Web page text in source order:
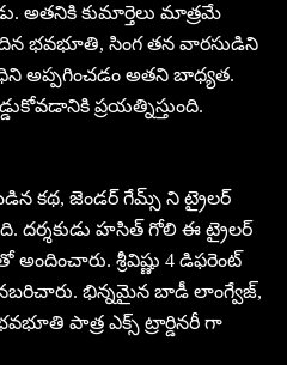
అతనికి కుమార్తెలు మాత్రమే
భవభూతి, సింగ తన వారసుడిని
అప్పగించడం అతని బాధ్యత.
ప్రయత్నిస్తుంది.
కథ, జెండర్ గేమ్స్ ని ట్రైలర్
దర్శకుడు హసిత్ గోలి ఈ ట్రైలర్
శ్రీవిష్ణు 4 డిఫరెంట్
భిన్నమైన బాడీ లాంగ్వేజ్,
పాత్ర ఎక్స్ ట్రార్డినరీ గా